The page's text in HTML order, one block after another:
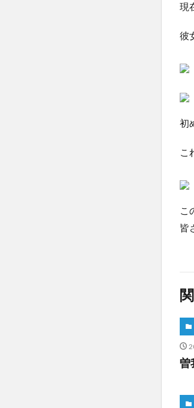
現
彼
初
こ
こ
皆
曽